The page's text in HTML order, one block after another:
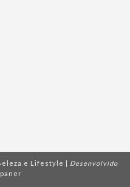
e Lifestyle | Desenvolvido